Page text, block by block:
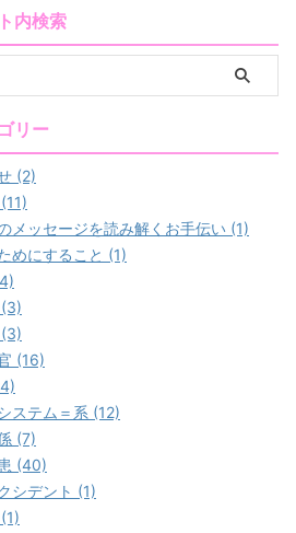
内検索
リー
(2)
メッセージを読み解くお手伝い (1)
めにすること (1)
(16)
ステム＝系 (12)
(7)
(40)
シデント (1)